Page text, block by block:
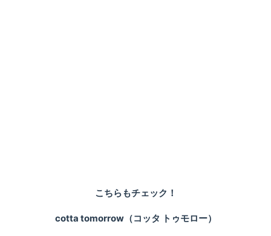
こちらもチェック！
cotta tomorrow（コッタ トゥモロー）